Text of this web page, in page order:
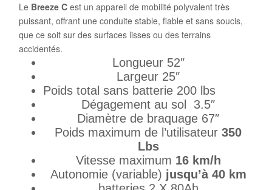
Le Breeze C est un appareil de mobilité polyvalent très
puissant, offrant une conduite stable, fiable et sans soucis,
que ce soit sur des surfaces lisses ou des terrains
accidentés.
Longueur 52″
Largeur 25″
Poids total sans batterie 200 lbs
Dégagement au sol 3.5″
Diamètre de braquage 67″
Poids maximum de l’utilisateur 350
Lbs
Vitesse maximum 16 km/h
Autonomie (variable) jusqu’à 40 km